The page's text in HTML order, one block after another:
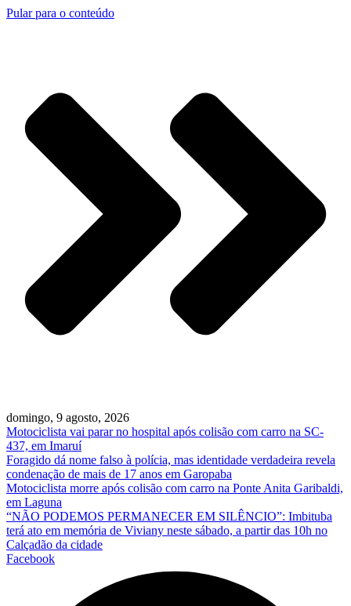
Pular para o conteúdo
domingo, 9 agosto, 2026
Motociclista vai parar no hospital após colisão com carro na SC-
437, em Imaruí
Foragido dá nome falso à polícia, mas identidade verdadeira revela
condenação de mais de 17 anos em Garopaba
Motociclista morre após colisão com carro na Ponte Anita Garibaldi,
em Laguna
“NÃO PODEMOS PERMANECER EM SILÊNCIO”: Imbituba
terá ato em memória de Viviany neste sábado, a partir das 10h no
Calçadão da cidade
Facebook